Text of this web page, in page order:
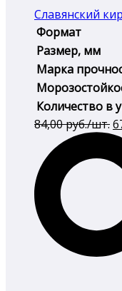
Славянский
Формат
Размер, мм
Марка
Количество в
84,00руб./шт.